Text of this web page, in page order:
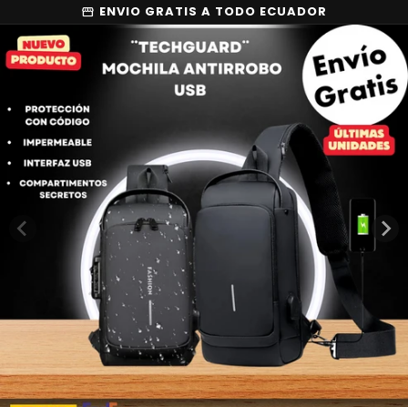
content
storefront ENVIO GRATIS A TODO ECUADOR
Skip to
product
information